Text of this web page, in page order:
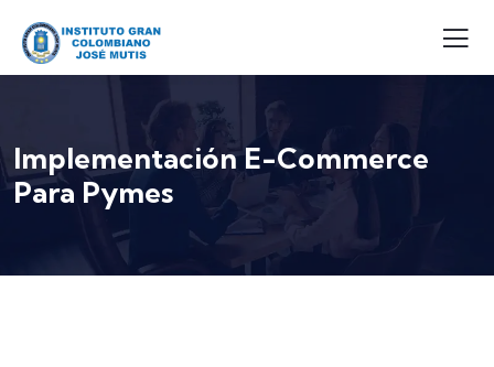
Implementación E-Commerce
Para Pymes